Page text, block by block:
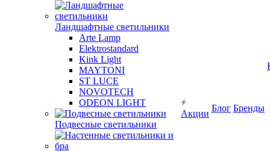
Ландшафтные светильники
Arte Lamp
Elektrostandard
Kink Light
MAYTONI
ST LUCE
NOVOTECH
ODEON LIGHT
Подвесные светильники
Акции
Блог Бренды